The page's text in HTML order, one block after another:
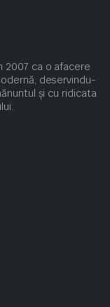
2007 ca o afacere
deservindu-
și cu ridicata